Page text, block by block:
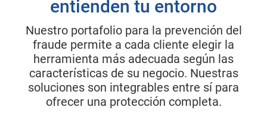
entienden tu entorno
Nuestro portafolio para la prevención del
fraude permite a cada cliente elegir la
herramienta más adecuada según las
características de su negocio. Nuestras
soluciones son integrables entre sí para
ofrecer una protección completa.